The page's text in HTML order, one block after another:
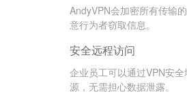
AndyVPN会加密所有传输
意行为者窃取信息。
安全远程访问
企业员工可以通过VPN安
源，无需担心数据泄露。